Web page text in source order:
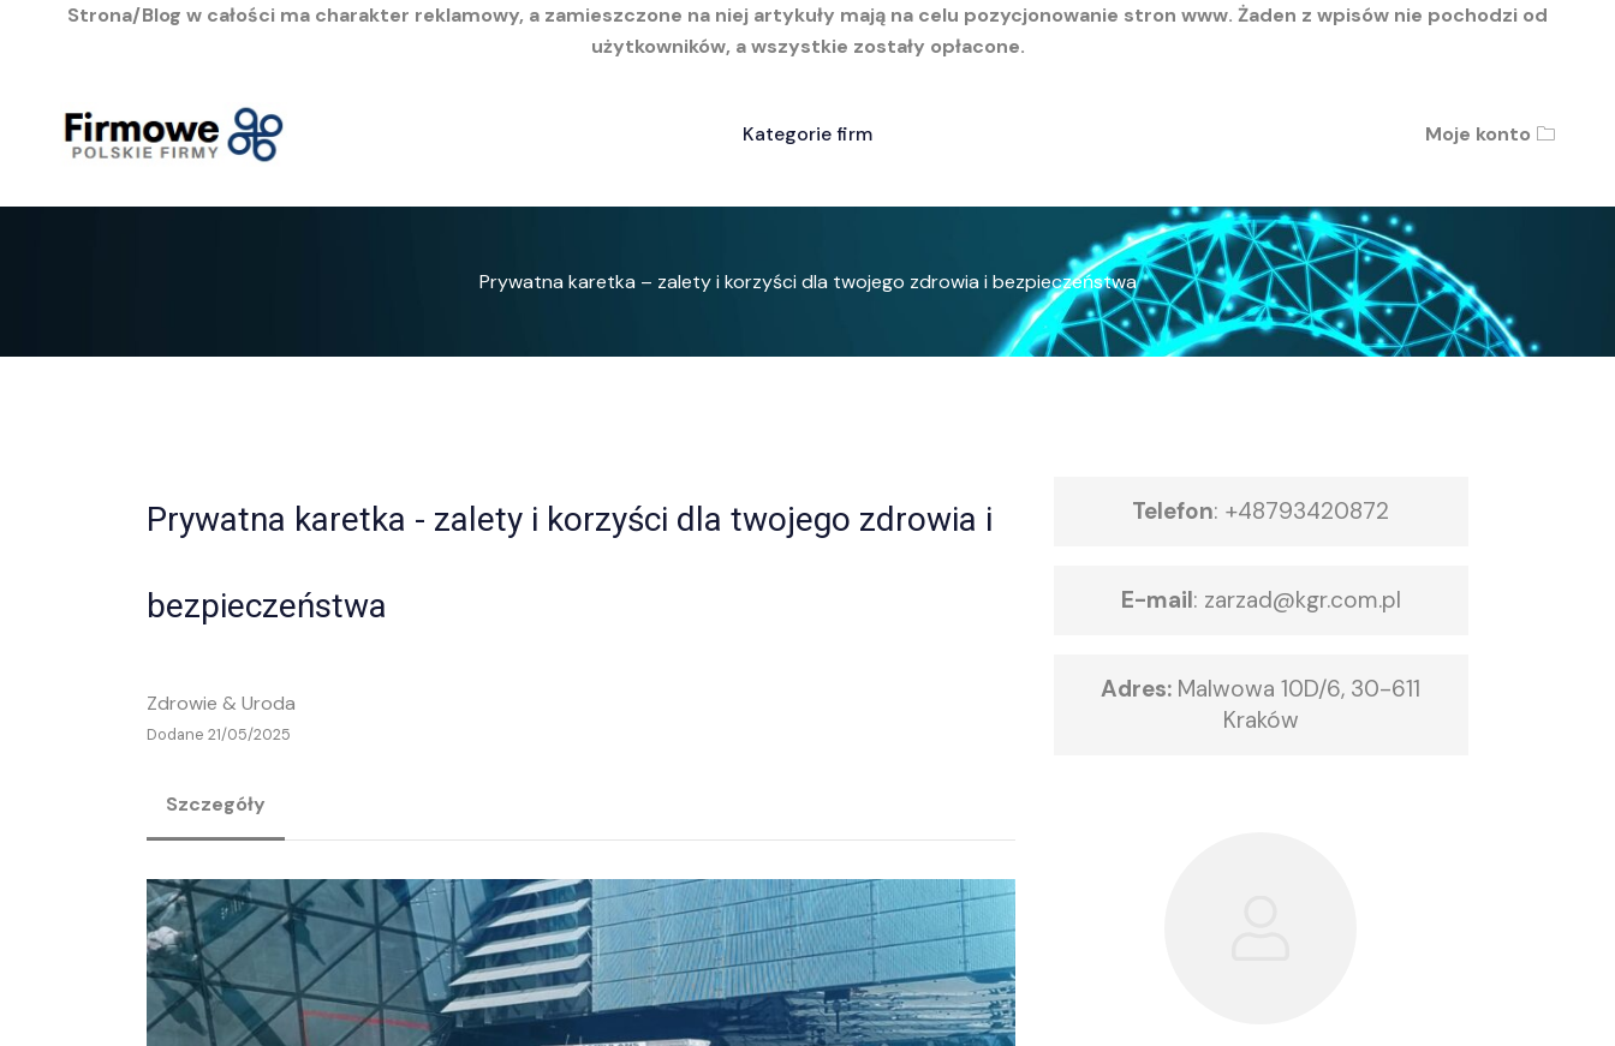
Strona/Blog w całości ma charakter reklamowy, a zamieszczone na niej artykuły mają na celu pozycjonowanie stron www. Żaden z wpisów nie pochodzi od
użytkowników, a wszystkie zostały opłacone.
Kategorie firm
Moje konto 🗀
Prywatna karetka – zalety i korzyści dla twojego zdrowia i bezpieczeństwa
Prywatna karetka - zalety i korzyści dla twojego zdrowia i
bezpieczeństwa
Zdrowie & Uroda
Dodane 21/05/2025
Szczegóły
Telefon: +48793420872
E-mail: zarzad@kgr.com.pl
Adres: Malwowa 10D/6, 30-611
Kraków